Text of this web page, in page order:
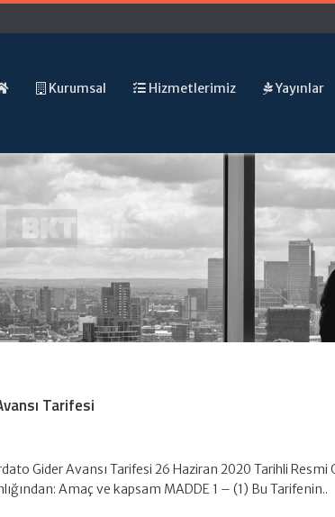
Kurumsal Hizmetlerimiz Yayınlar
Tarifesi
Gider Avansı Tarifesi 26 Haziran 2020 Tarihli Resmi
Amaç ve kapsam MADDE 1 – (1) Bu Tarifenin..